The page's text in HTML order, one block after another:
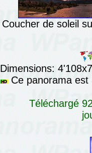
Coucher de soleil
Dimensions:
Ce panorama est
Téléchargé